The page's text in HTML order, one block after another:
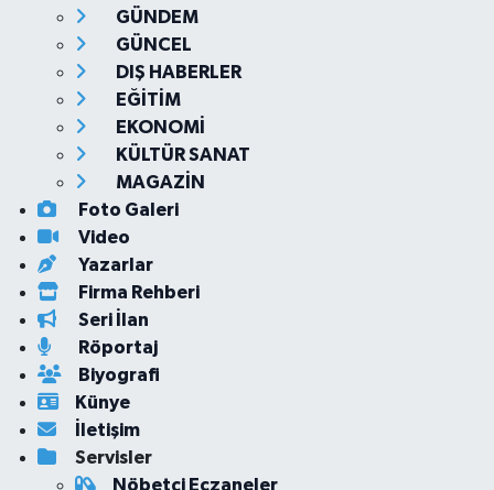
GÜNDEM
GÜNCEL
DIŞ HABERLER
EĞİTİM
EKONOMİ
KÜLTÜR SANAT
MAGAZİN
Foto Galeri
Video
Yazarlar
Firma Rehberi
Seri İlan
Röportaj
Biyografi
Künye
İletişim
Servisler
Nöbetçi Eczaneler